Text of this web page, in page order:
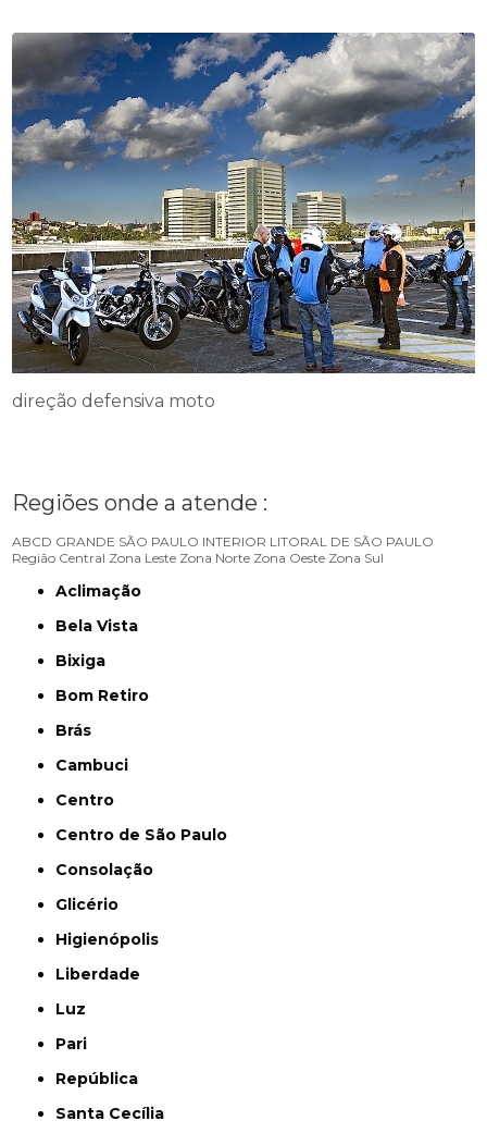
direção defensiva moto
Regiões onde a atende :
ABCD GRANDE SÃO PAULO INTERIOR LITORAL DE SÃO PAULO
Região Central Zona Leste Zona Norte Zona Oeste Zona Sul
Aclimação
Bela Vista
Bixiga
Bom Retiro
Brás
Cambuci
Centro
Centro de São Paulo
Consolação
Glicério
Higienópolis
Liberdade
Luz
Pari
República
Santa Cecília